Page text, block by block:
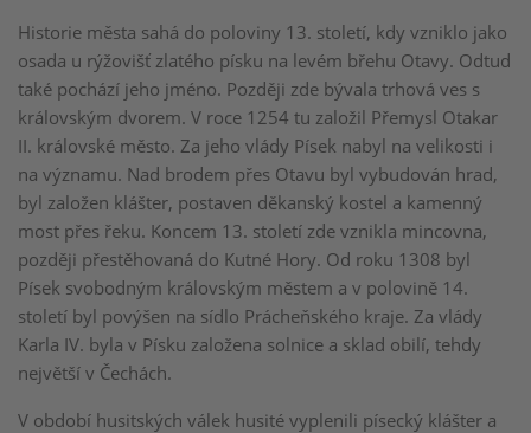
Historie města sahá do poloviny 13. století, kdy vzniklo jako
osada u rýžovišť zlatého písku na levém břehu Otavy. Odtud
také pochází jeho jméno. Později zde bývala trhová ves s
královským dvorem. V roce 1254 tu založil Přemysl Otakar
II. královské město. Za jeho vlády Písek nabyl na velikosti i
na významu. Nad brodem přes Otavu byl vybudován hrad,
byl založen klášter, postaven děkanský kostel a kamenný
most přes řeku. Koncem 13. století zde vznikla mincovna,
později přestěhovaná do Kutné Hory. Od roku 1308 byl
Písek svobodným královským městem a v polovině 14.
století byl povýšen na sídlo Prácheňského kraje. Za vlády
Karla IV. byla v Písku založena solnice a sklad obilí, tehdy
největší v Čechách.
V období husitských válek husité vyplenili písecký klášter a